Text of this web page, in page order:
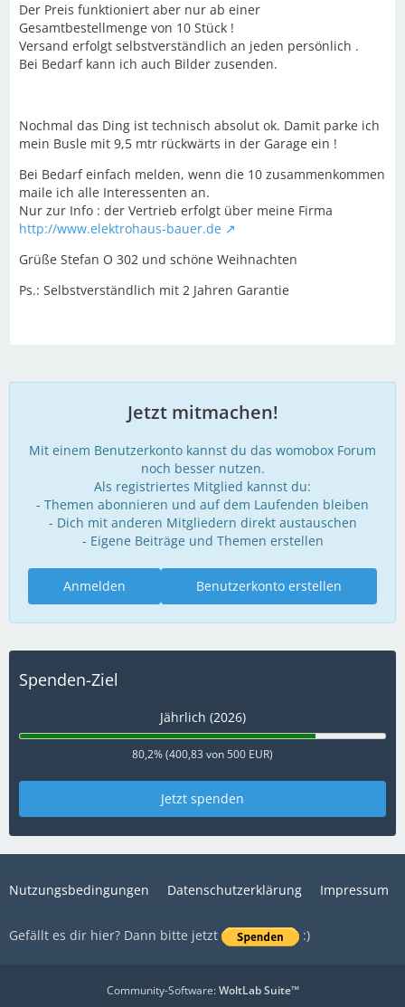
Der Preis funktioniert aber nur ab einer
Gesamtbestellmenge von 10 Stück !
Versand erfolgt selbstverständlich an jeden persönlich .
Bei Bedarf kann ich auch Bilder zusenden.
Nochmal das Ding ist technisch absolut ok. Damit parke ich
mein Busle mit 9,5 mtr rückwärts in der Garage ein !
Bei Bedarf einfach melden, wenn die 10 zusammenkommen
maile ich alle Interessenten an.
Nur zur Info : der Vertrieb erfolgt über meine Firma
http://www.elektrohaus-bauer.de
Grüße Stefan O 302 und schöne Weihnachten
Ps.: Selbstverständlich mit 2 Jahren Garantie
Jetzt mitmachen!
Mit einem Benutzerkonto kannst du das womobox Forum
noch besser nutzen.
Als registriertes Mitglied kannst du:
- Themen abonnieren und auf dem Laufenden bleiben
- Dich mit anderen Mitgliedern direkt austauschen
- Eigene Beiträge und Themen erstellen
Benutzerkonto erstellen
Anmelden
Spenden-Ziel
Jährlich (2026)
80,2% (400,83 von 500 EUR)
Jetzt spenden
Nutzungsbedingungen Datenschutzerklärung Impressum
Gefällt es dir hier? Dann bitte jetzt :)
Community-Software:WoltLab Suite™